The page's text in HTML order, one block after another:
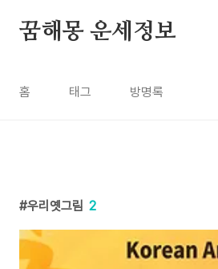
꿈해몽 운세정보
홈 태그 방명록
우리옛그림 2